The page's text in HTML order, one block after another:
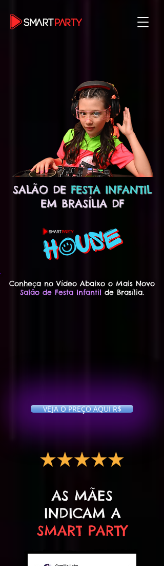
SALÃO DE FESTA INFANTIL
EM BRASÍLIA DF
Conheça no Vídeo Abaixo o Mais Novo
Salão de Festa Infantil de Brasília.
VEJA O PREÇO AQUI R$
AS MÃES
INDICAM A
SMART PARTY